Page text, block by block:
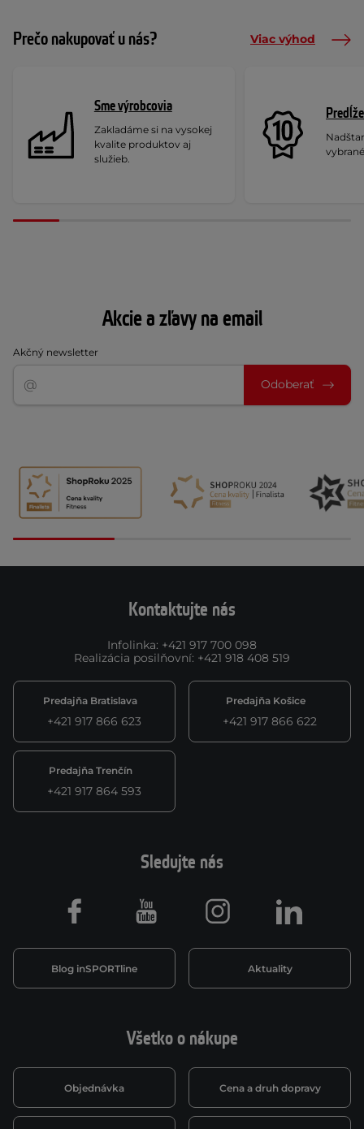
Prečo nakupovať u nás? Viac výhod
Sme výrobcovia
Zakladáme si na vysokej
kvalite produktov aj
služieb.
Akcie a zľavy na email
Akčný newsletter
Odoberať
Kontaktujte nás
Infolinka: +421 917 700 098
Realizácia posilňovní: +421 918 408 519
Predajňa Bratislava
+421 917 866 623
Predajňa Košice
+421 917 866 622
Predajňa Trenčín
+421 917 864 593
Všetko o nákupe
Objednávka Cena a druh dopravy
Sledujte nás
Blog inSPORTline Aktuality
Facebook Youtube Instagram LinkedIn